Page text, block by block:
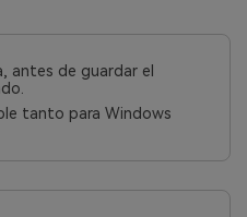
antes de guardar el
tanto para Windows